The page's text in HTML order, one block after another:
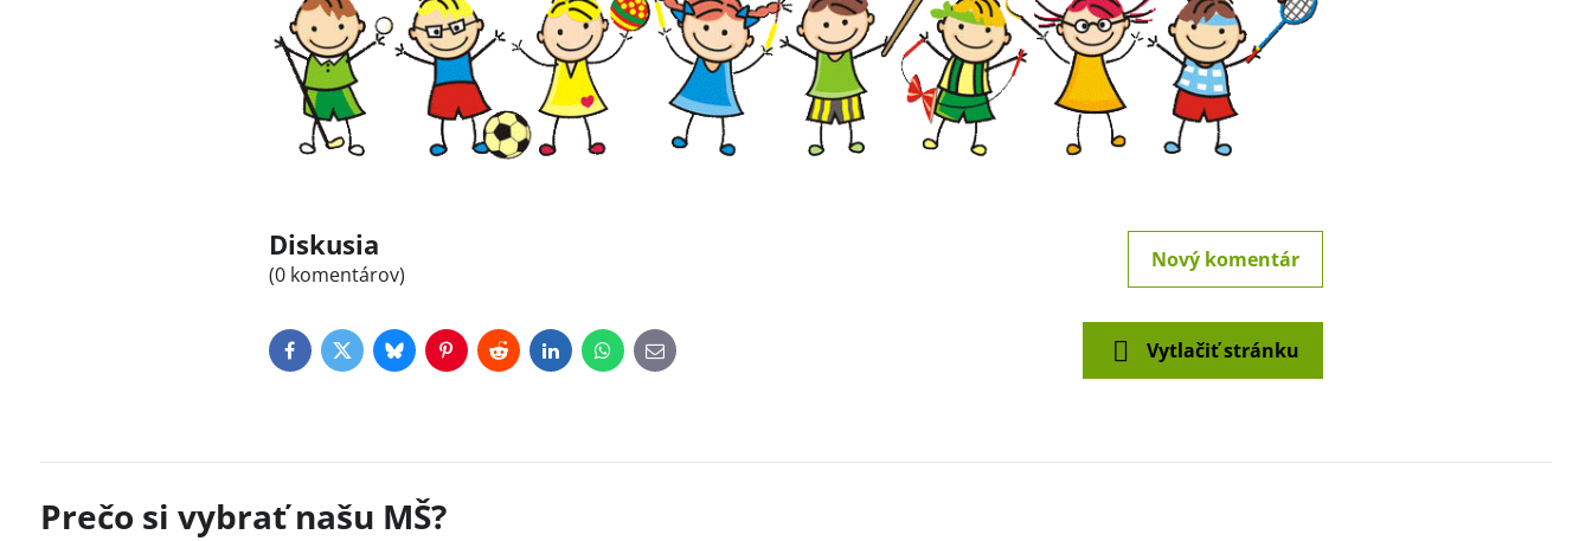
Diskusia
(0 komentárov)
Nový komentár
FacebookTwitterBlueskyPinterestRedditLinkedInWhatsApp
E-
mail
Vytlačiť stránku
Prečo si vybrať našu MŠ?